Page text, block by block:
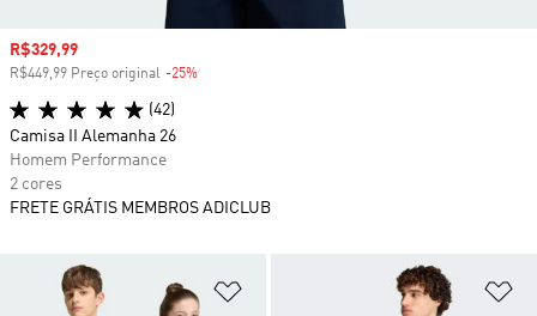
Adicionar à Lista de Desejos
Preço com desconto
R$329,99
R$449,99 Preço original -25%
(42)
Camisa II Alemanha 26
Homem Performance
2 cores
FRETE GRÁTIS MEMBROS ADICLUB